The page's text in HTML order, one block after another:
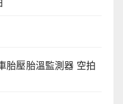
胎壓胎溫監測器 空拍